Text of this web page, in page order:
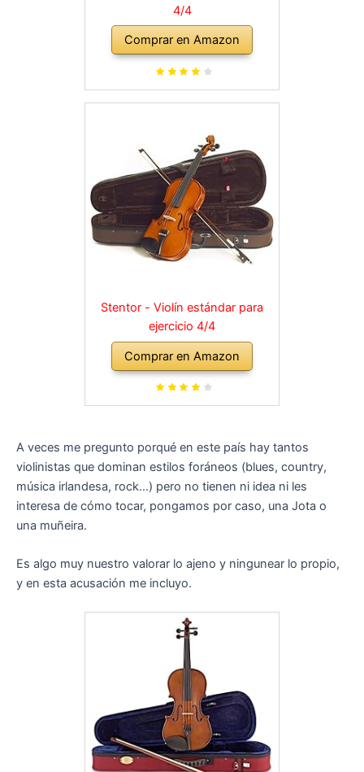
4/4
Comprar en Amazon
Stentor - Violín estándar para
ejercicio 4/4
Comprar en Amazon
A veces me pregunto porqué en este país hay tantos
violinistas que dominan estilos foráneos (blues, country,
música irlandesa, rock…) pero no tienen ni idea ni les
interesa de cómo tocar, pongamos por caso, una Jota o
una muñeira.
Es algo muy nuestro valorar lo ajeno y ningunear lo propio,
y en esta acusación me incluyo.